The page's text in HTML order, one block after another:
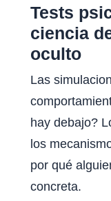
Tests
ciencia
oculto
Las
hay debajo?
los
por qué
concreta.